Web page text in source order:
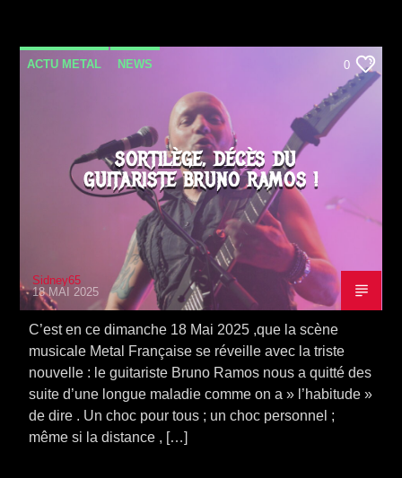
ACTU METAL NEWS 0
SORTILÈGE, DÉCÈS DU
GUITARISTE BRUNO RAMOS !
Sidney65
18 MAI 2025
C’est en ce dimanche 18 Mai 2025 ,que la scène
musicale Metal Française se réveille avec la triste
nouvelle : le guitariste Bruno Ramos nous a quitté des
suite d’une longue maladie comme on a » l’habitude »
de dire . Un choc pour tous ; un choc personnel ;
même si la distance , […]